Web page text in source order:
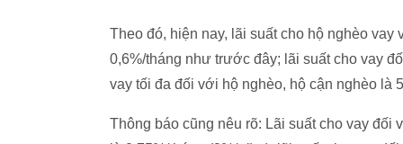
Theo đó, hiện nay, lãi suất cho hộ nghèo vay
0,6%/tháng như trước đây; lãi suất cho vay
vay tối đa đối với hộ nghèo, hộ cận nghèo là
Thông báo cũng nêu rõ: Lãi suất cho vay